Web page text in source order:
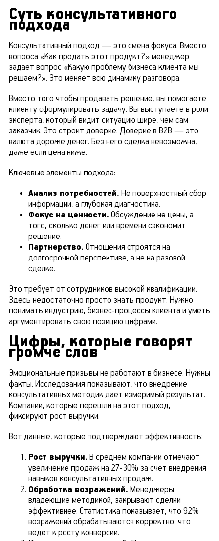
Суть консультативного
подхода
Консультативный подход — это смена фокуса. Вместо
вопроса «Как продать этот продукт?» менеджер
задает вопрос «Какую проблему бизнеса клиента мы
решаем?». Это меняет всю динамику разговора.
Вместо того чтобы продавать решение, вы помогаете
клиенту сформулировать задачу. Вы выступаете в роли
эксперта, который видит ситуацию шире, чем сам
заказчик. Это строит доверие. Доверие в B2B — это
валюта дороже денег. Без него сделка невозможна,
даже если цена ниже.
Ключевые элементы подхода:
Анализ потребностей. Не поверхностный сбор
информации, а глубокая диагностика.
Фокус на ценности. Обсуждение не цены, а
того, сколько денег или времени сэкономит
решение.
Партнерство. Отношения строятся на
долгосрочной перспективе, а не на разовой
сделке.
Это требует от сотрудников высокой квалификации.
Здесь недостаточно просто знать продукт. Нужно
понимать индустрию, бизнес-процессы клиента и уметь
аргументировать свою позицию цифрами.
Цифры, которые говорят
громче слов
Эмоциональные призывы не работают в бизнесе. Нужны
факты. Исследования показывают, что внедрение
консультативных методик дает измеримый результат.
Компании, которые перешли на этот подход,
фиксируют рост выручки.
Вот данные, которые подтверждают эффективность:
Рост выручки. В среднем компании отмечают
увеличение продаж на 27-30% за счет внедрения
навыков консультативных продаж.
Обработка возражений. Менеджеры,
владеющие методикой, закрывают сделки
эффективнее. Статистика показывает, что 92%
возражений обрабатываются корректно, что
ведет к росту конверсии.